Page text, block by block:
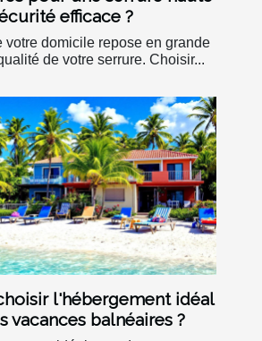
efficace ?
votre domicile repose en grande
de votre serrure. Choisir...
l'hébergement idéal
vacances balnéaires ?